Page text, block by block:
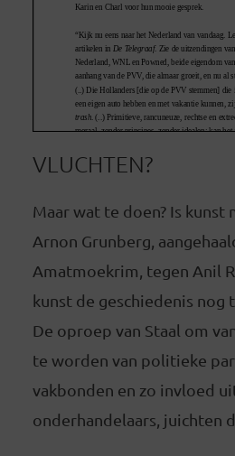
VLUCHTEN?
Maar wat te doen? Is kunst
Arnon Grunberg,
Amatmoekrim, tegen Anil
kunst de geschiedenis nog
De oproep van Staal om
te worden van politieke
vakbonden en zo invloed
onderhandelaars, juichten